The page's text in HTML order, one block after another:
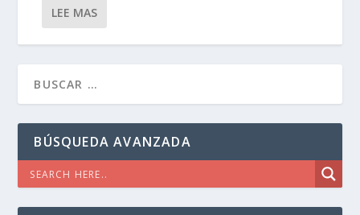
LEE MAS
BÚSQUEDA AVANZADA